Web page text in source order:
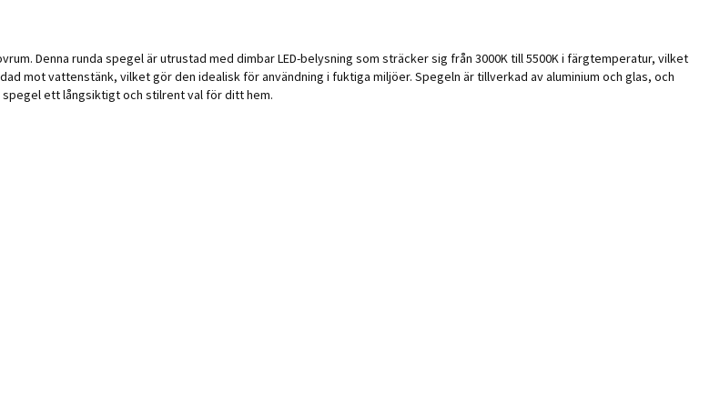
Denna runda spegel är utrustad med dimbar LED-belysning som sträcker sig från 3000K till 5500K i färgtemperatur, vilket
mot vattenstänk, vilket gör den idealisk för användning i fuktiga miljöer. Spegeln är tillverkad av aluminium och glas, och
spegel ett långsiktigt och stilrent val för ditt hem.